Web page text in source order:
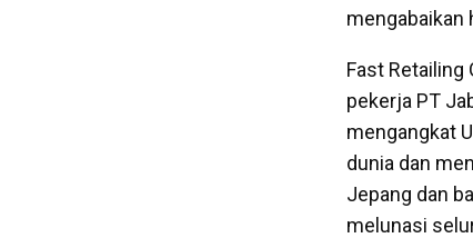
mengabaikan
Fast Retailing
pekerja PT
mengangkat
dunia dan
Jepang dan
melunasi